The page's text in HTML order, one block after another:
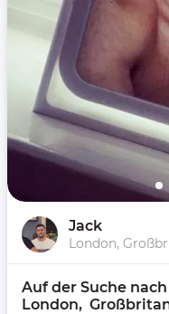
Jack
London,
Auf der Suche
London,